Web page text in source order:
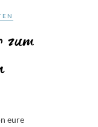
zum
eure